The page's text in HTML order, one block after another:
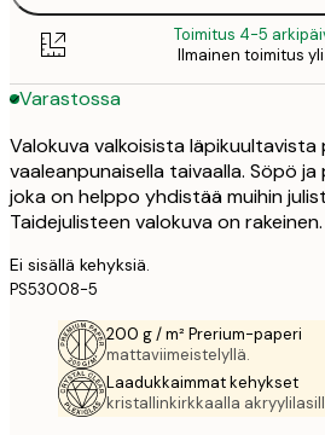
Toimitus 4-5
Ilmainen toimitus
Varastossa
Valokuva valkoisista
vaaleanpunaisella taivaalla. Söpö
joka on helppo yhdistää muihin
Taidejulisteen valokuva on rakeinen.
Ei sisällä kehyksiä.
PS53008-5
200 g / m² Prerium-paperi
mattaviimeistelyllä.
Laadukkaimmat kehykset
kristallinkirkkaalla